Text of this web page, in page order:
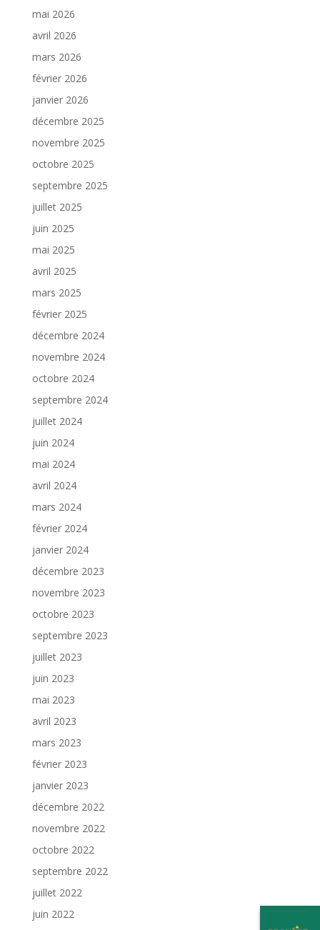
mai 2026
avril 2026
mars 2026
février 2026
janvier 2026
décembre 2025
novembre 2025
octobre 2025
septembre 2025
juillet 2025
juin 2025
mai 2025
avril 2025
mars 2025
février 2025
décembre 2024
novembre 2024
octobre 2024
septembre 2024
juillet 2024
juin 2024
mai 2024
avril 2024
mars 2024
février 2024
janvier 2024
décembre 2023
novembre 2023
octobre 2023
septembre 2023
juillet 2023
juin 2023
mai 2023
avril 2023
mars 2023
février 2023
janvier 2023
décembre 2022
novembre 2022
octobre 2022
septembre 2022
juillet 2022
juin 2022